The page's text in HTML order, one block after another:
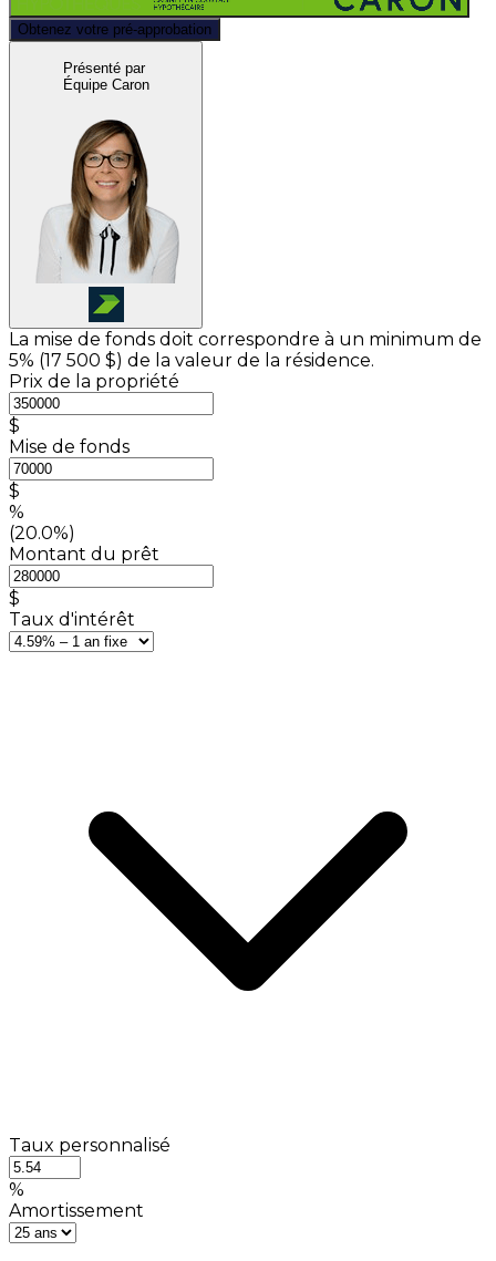
Obtenez votre pré-approbation
Présenté par
Équipe Caron
La mise de fonds doit correspondre à un minimum de
5% (17 500 $) de la valeur de la résidence.
Prix de la propriété
$
Mise de fonds
$
%
(20.0%)
Montant du prêt
$
Taux d'intérêt
Taux personnalisé
%
Amortissement